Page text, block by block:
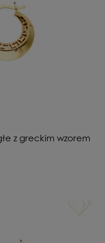
z greckim wzorem